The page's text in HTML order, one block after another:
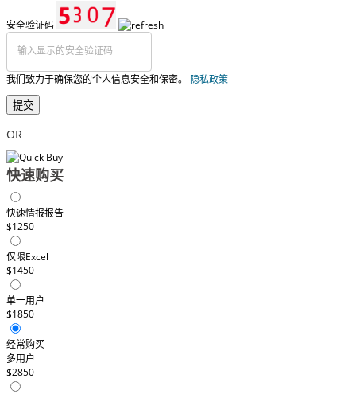
安全验证码
我们致力于确保您的个人信息安全和保密。 隐私政策
提交
OR
快速购买
快速情报报告
$1250
仅限Excel
$1450
单一用户
$1850
经常购买
多用户
$2850